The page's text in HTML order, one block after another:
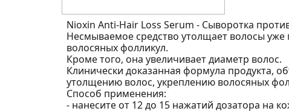
Nioxin Anti-Hair Loss Serum - Сыворотка
Несмываемое средство утолщает волосы
волосяных фолликул.
Кроме того, она увеличивает диаметр волос.
Клинически доказанная формула продукта,
утолщению волос, укреплению волосяных
Способ применения:
- нанесите от 12 до 15 нажатий дозатора на